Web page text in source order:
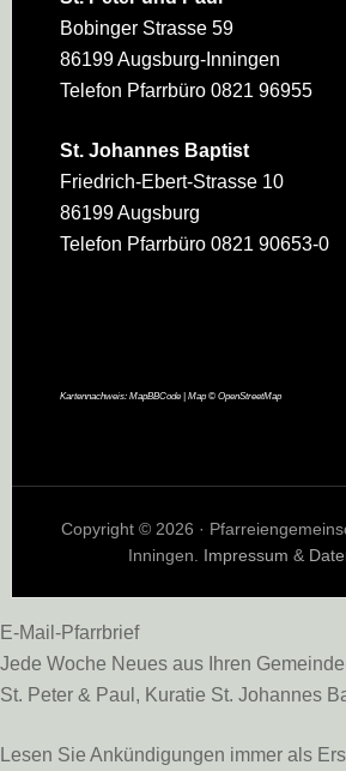
Bobinger Strasse 59
86199 Augsburg-Inningen
Telefon Pfarrbüro 0821 96955
St. Johannes Baptist
Friedrich-Ebert-Strasse 10
86199 Augsburg
Telefon Pfarrbüro 0821 90653-0
Kartennachweis: MapBBCode| Map © OpenStreetMap
Copyright © 2026 ·
Inningen. Impressum &
E-Mail-Pfarrbrief
Jede Woche Neues aus Ihren
St. Peter & Paul, Kuratie St. Johannes
Lesen Sie Ankündigungen immer als